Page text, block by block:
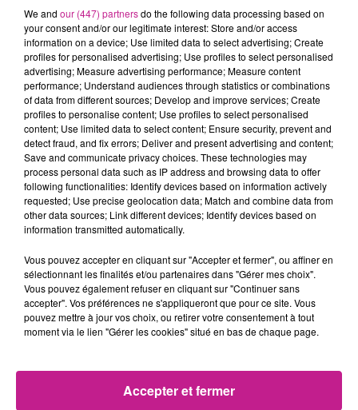
comptable (H/F).
Vous avez pour missions :
- La facturation,
- Le contrôle et la saisie de données informatiques,
- Le lancement et le suivi de procédures informatiques,
- Le traitement des appels téléphoniques et mails liés à la
facturation.
Mission longue durée à pourvoir dès maintenant.
35h du lundi au vendredi (8h30-12h / 13h-16h30).
Rémunération 1850€ brut.
PROFIL RECHERCHÉ
De formation supérieure en Comptabilité / Gestion /
Secrétariat, vous possédez une première expérience sur un
poste similaire.
A l'aise avec les outils informatiques, vous possédez des
We and our (447) partnersdo the following data processing based on
your consent and/or our legitimate interest: Store and/or access
information on a device; Use limited data to select advertising; Create
profiles for personalised advertising; Use profiles to select personalised
advertising; Measure advertising performance; Measure content
performance; Understand audiences through statistics or combinations
of data from different sources; Develop and improve services; Create
profiles to personalise content; Use profiles to select personalised
content; Use limited data to select content; Ensure security, prevent and
detect fraud, and fix errors; Deliver and present advertising and content;
Save and communicate privacy choices. These technologies may
process personal data such as IP address and browsing data to offer
following functionalities: Identify devices based on information actively
requested; Use precise geolocation data; Match and combine data from
other data sources; Link different devices; Identify devices based on
information transmitted automatically.
Vous pouvez accepter en cliquant sur "Accepter et fermer", ou affiner en
sélectionnant les finalités et/ou partenaires dans "Gérer mes choix".
Vous pouvez également refuser en cliquant sur "Continuer sans
accepter". Vos préférences ne s'appliqueront que pour ce site. Vous
pouvez mettre à jour vos choix, ou retirer votre consentement à tout
moment via le lien "Gérer les cookies" situé en bas de chaque page.
Accepter et fermer